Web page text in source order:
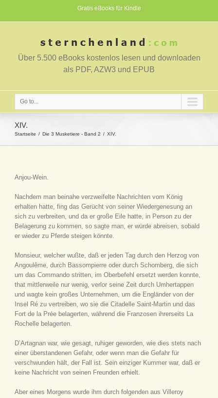
Gratis eBooks für Kindle
Über 5.500 eBooks kostenlos lesen und downloaden
als PDF, AZW3 und EPUB
Go to...
XIV.
Startseite Die 3 Musketiere - Band 2 XIV.
Anjou-Wein.
Nachdem man beinahe verzweifelte Nachrichten vom König
erhalten hatte, fing das Gerücht von seiner Wiedergenesung an
sich zu verbreiten, und da er große Eile hatte, in Person zu der
Belagerung zu kommen, so sagte man, er würde abreisen, sobald
er wieder zu Pferde steigen könnte.
Monsieur, welcher wußte, daß er jeden Tag durch den Herzog von
Angoulême, durch Bassompierre oder durch Schomberg, die sich
um das Commando stritten, im Oberbefehl ersetzt werden konnte,
that mittlerweile nur wenig, verlor seine Zeit durch Umhertappen
und wagte kein großes Unternehmen, um die Engländer von der
Insel Ré zu vertreiben, wo sie die Citadelle Saint-Martin und das
Fort de la Prée belagerten, während die Franzosen ihrerseits La
Rochelle belagerten.
D’Artagnan war, wie gesagt, ruhiger geworden, wie dies stets nach
einer überstandenen Gefahr, oder wenn man die Gefahr für
verschwunden hält, der Fall ist. Sein einziger Kummer war, daß er
keine Nachricht von seinen Freunden erhielt.
Aber eines Morgens wurde ihm durch folgenden aus Villeroy